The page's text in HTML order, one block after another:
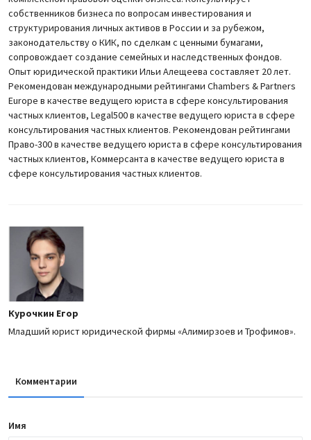
собственников бизнеса по вопросам инвестирования и
структурирования личных активов в России и за рубежом,
законодательству о КИК, по сделкам с ценными бумагами,
сопровождает создание семейных и наследственных фондов.
Опыт юридической практики Ильи Алещеева составляет 20 лет.
Рекомендован международными рейтингами Chambers & Partners
Europe в качестве ведущего юриста в сфере консультирования
частных клиентов, Legal500 в качестве ведущего юриста в сфере
консультирования частных клиентов. Рекомендован рейтингами
Право-300 в качестве ведущего юриста в сфере консультирования
частных клиентов, Коммерсанта в качестве ведущего юриста в
сфере консультирования частных клиентов.
Курочкин Егор
Младший юрист юридической фирмы «Алимирзоев и Трофимов».
Комментарии
Имя